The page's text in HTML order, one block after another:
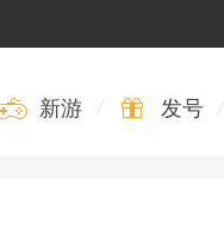
新游 / 发号 /